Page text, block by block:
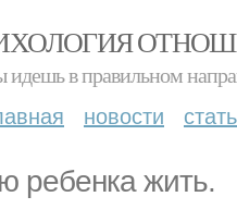
идешь в правильном
новости
ребенка жить.